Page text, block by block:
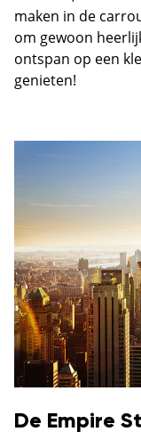
maken in de
om gewoon
ontspan op een
genieten!
De Empire